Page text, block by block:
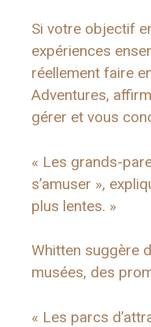
Si votre objectif
expériences
réellement faire
Adventures,
gérer et vous
« Les grands-
s’amuser »,
plus lentes. »
Whitten suggère
musées, des
« Les parcs